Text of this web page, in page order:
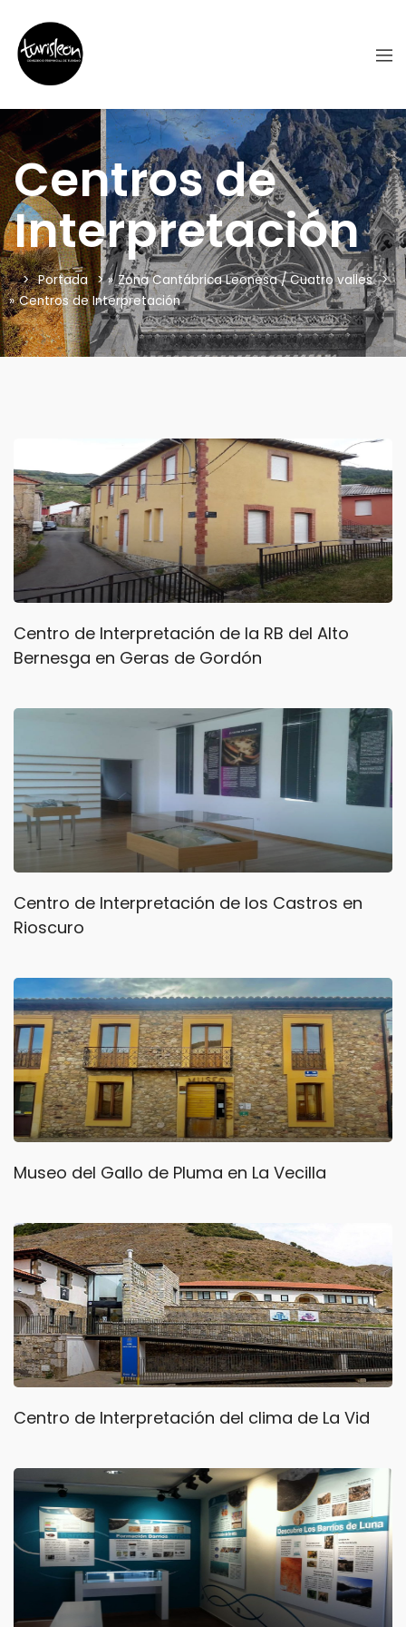
Centros de
Interpretación
Portada » Zona Cantábrica Leonesa / Cuatro valles
» Centros de Interpretación
Centro de Interpretación de la RB del Alto
Bernesga en Geras de Gordón
Centro de Interpretación de los Castros en
Rioscuro
Museo del Gallo de Pluma en La Vecilla
Centro de Interpretación del clima de La Vid